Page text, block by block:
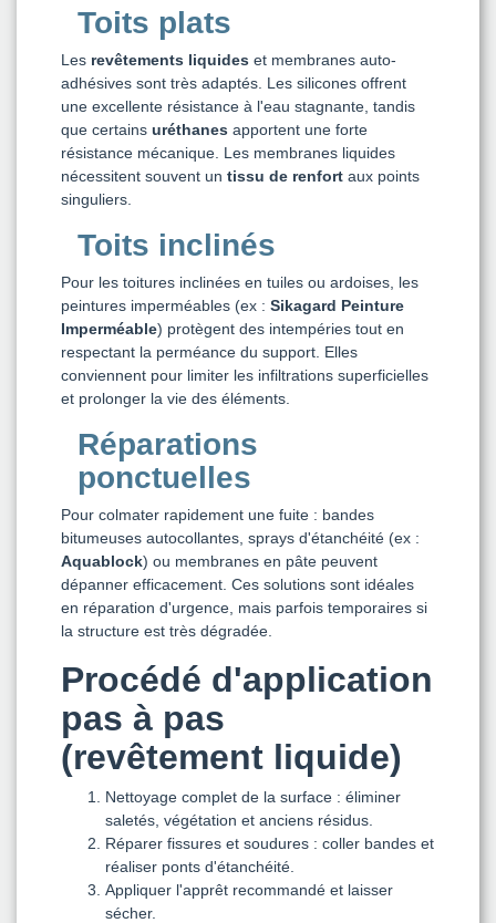
Toits plats
Les revêtements liquides et membranes auto-
adhésives sont très adaptés. Les silicones offrent
une excellente résistance à l'eau stagnante, tandis
que certains uréthanes apportent une forte
résistance mécanique. Les membranes liquides
nécessitent souvent un tissu de renfort aux points
singuliers.
Toits inclinés
Pour les toitures inclinées en tuiles ou ardoises, les
peintures imperméables (ex : Sikagard Peinture
Imperméable) protègent des intempéries tout en
respectant la perméance du support. Elles
conviennent pour limiter les infiltrations superficielles
et prolonger la vie des éléments.
Réparations
ponctuelles
Pour colmater rapidement une fuite : bandes
bitumeuses autocollantes, sprays d'étanchéité (ex :
Aquablock) ou membranes en pâte peuvent
dépanner efficacement. Ces solutions sont idéales
en réparation d'urgence, mais parfois temporaires si
la structure est très dégradée.
Procédé d'application
pas à pas
(revêtement liquide)
Nettoyage complet de la surface : éliminer
saletés, végétation et anciens résidus.
Réparer fissures et soudures : coller bandes et
réaliser ponts d'étanchéité.
Appliquer l'apprêt recommandé et laisser
sécher.